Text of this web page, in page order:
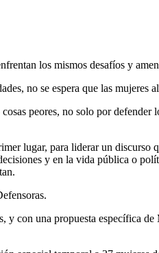
los mismos desafíos y
no se espera que las mujeres
peores, no solo por
lugar, para liderar un discurso
y en la vida pública o
con una propuesta específica